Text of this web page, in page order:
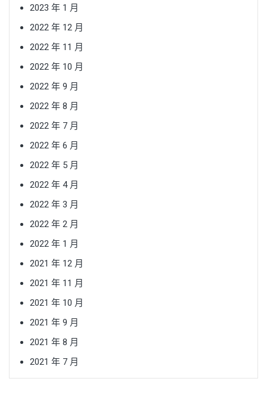
2023 年 1 月
2022 年 12 月
2022 年 11 月
2022 年 10 月
2022 年 9 月
2022 年 8 月
2022 年 7 月
2022 年 6 月
2022 年 5 月
2022 年 4 月
2022 年 3 月
2022 年 2 月
2022 年 1 月
2021 年 12 月
2021 年 11 月
2021 年 10 月
2021 年 9 月
2021 年 8 月
2021 年 7 月